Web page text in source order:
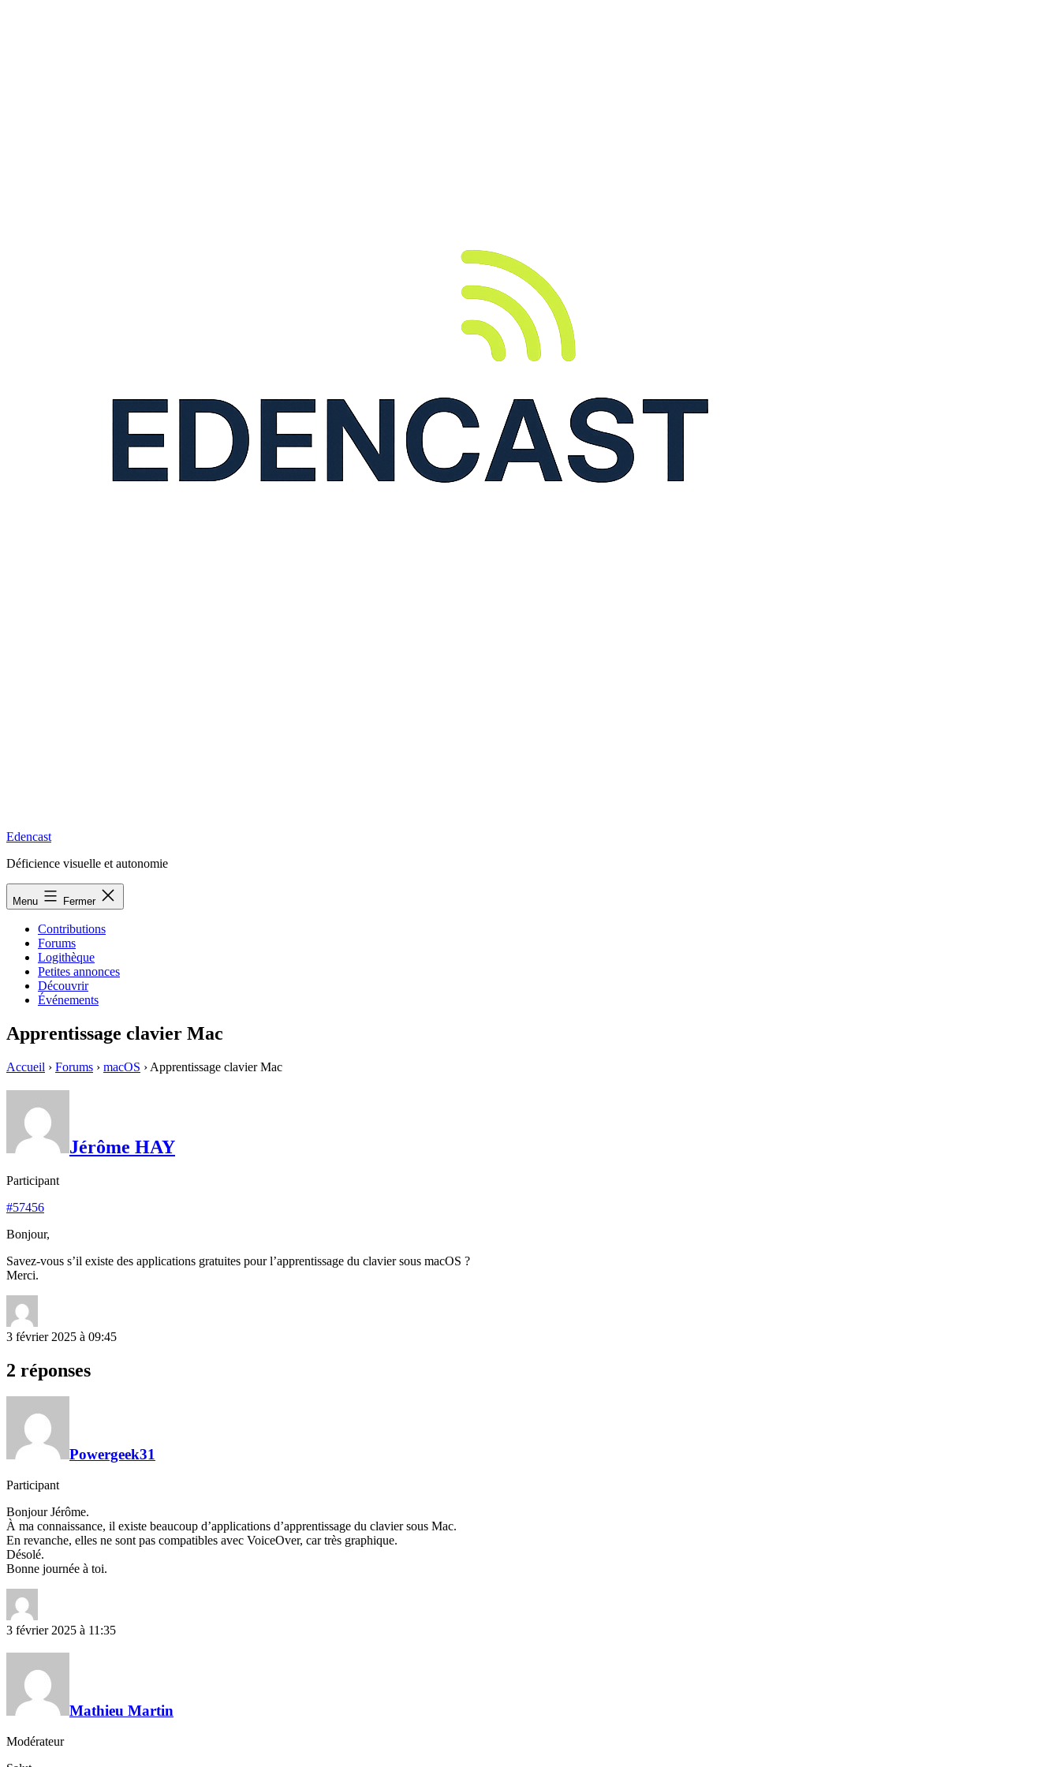
Edencast
Déficience visuelle et autonomie
Menu Fermer
Contributions
Forums
Logithèque
Petites annonces
Découvrir
Événements
Apprentissage clavier Mac
Accueil › Forums › macOS › Apprentissage clavier Mac
Jérôme HAY
Participant
#57456
Bonjour,
Savez-vous s’il existe des applications gratuites pour l’apprentissage du clavier sous macOS ?
Merci.
3 février 2025 à 09:45
2 réponses
Powergeek31
Participant
Bonjour Jérôme.
À ma connaissance, il existe beaucoup d’applications d’apprentissage du clavier sous Mac.
En revanche, elles ne sont pas compatibles avec VoiceOver, car très graphique.
Désolé.
Bonne journée à toi.
3 février 2025 à 11:35
Mathieu Martin
Modérateur